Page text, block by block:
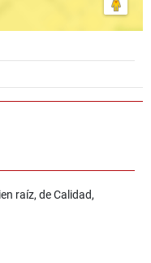
raíz, de Calidad,